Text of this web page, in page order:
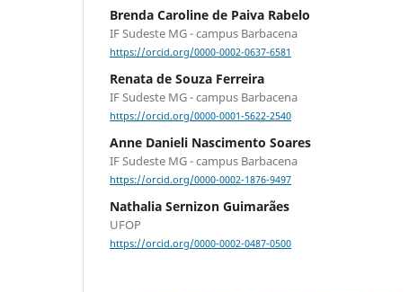
Brenda Caroline de Paiva Rabelo
IF Sudeste MG - campus Barbacena
https://orcid.org/0000-0002-0637-6581
Renata de Souza Ferreira
IF Sudeste MG - campus Barbacena
https://orcid.org/0000-0001-5622-2540
Anne Danieli Nascimento Soares
IF Sudeste MG - campus Barbacena
https://orcid.org/0000-0002-1876-9497
Nathalia Sernizon Guimarães
UFOP
https://orcid.org/0000-0002-0487-0500